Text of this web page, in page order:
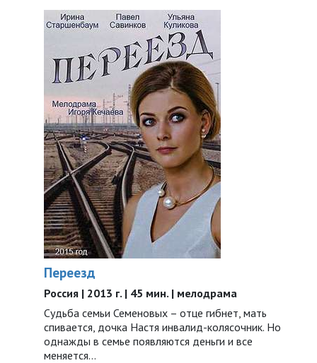
Переезд
Россия | 2013 г. | 45 мин. | мелодрама
Судьба семьи Семеновых – отце гибнет, мать
спивается, дочка Настя инвалид-колясочник. Но
однажды в семье появляются деньги и все
меняется…